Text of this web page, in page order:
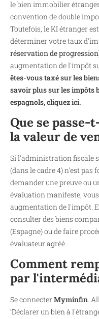
le bien immobilier
convention de double
Toutefois, le KI étranger
déterminer votre taux
réservation de progression
augmentation de l'impôt
êtes-vous taxé sur les
savoir plus sur les impôts
espagnols, cliquez ici.
Que se
la valeur de
Si l'administration fiscale
(dans le cadre 4) n'est pas
demander une preuve ou
évaluation manifeste,
augmentation de l'impôt.
consulter des biens
(Espagne) ou de faire
évaluateur agréé.
Comment
par
Se connecterMyminfin.
‘Déclarer un bien à